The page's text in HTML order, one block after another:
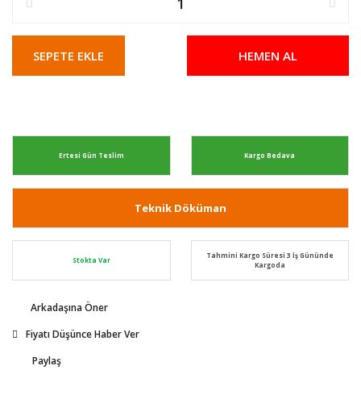
SEPETE EKLE HEMEN AL
Ertesi Gün Teslim Kargo Bedava
Teknik Döküman
Stokta Var
Tahmini Kargo Süresi 3 İş Gününde
Kargoda
Arkadaşına Öner
Fiyatı Düşünce Haber Ver
Paylaş